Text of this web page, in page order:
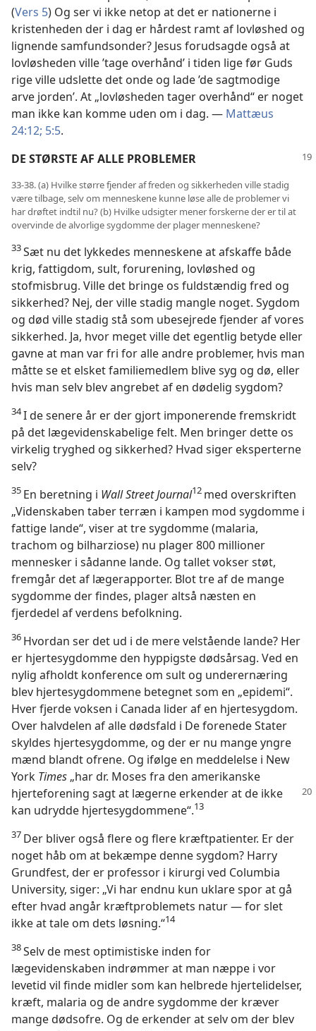
(Vers 5) Og ser vi ikke netop at det er nationerne i
kristenheden der i dag er hårdest ramt af lovløshed og
lignende samfundsonder? Jesus forudsagde også at
lovløsheden ville ’tage overhånd’ i tiden lige før Guds
rige ville udslette det onde og lade ’de sagtmodige
arve jorden’. At „lovløsheden tager overhånd“ er noget
man ikke kan komme uden om i dag. — Mattæus
24:12; 5:5.
DE STØRSTE AF ALLE PROBLEMER
33-38. (a) Hvilke større fjender af freden og sikkerheden ville stadig
være tilbage, selv om menneskene kunne løse alle de problemer vi
har drøftet indtil nu? (b) Hvilke udsigter mener forskerne der er til at
overvinde de alvorlige sygdomme der plager menneskene?
33Sæt nu det lykkedes menneskene at afskaffe både
krig, fattigdom, sult, forurening, lovløshed og
stofmisbrug. Ville det bringe os fuldstændig fred og
sikkerhed? Nej, der ville stadig mangle noget. Sygdom
og død ville stadig stå som ubesejrede fjender af vores
sikkerhed. Ja, hvor meget ville det egentlig betyde eller
gavne at man var fri for alle andre problemer, hvis man
måtte se et elsket familiemedlem blive syg og dø, eller
hvis man selv blev angrebet af en dødelig sygdom?
34I de senere år er der gjort imponerende fremskridt
på det lægevidenskabelige felt. Men bringer dette os
virkelig tryghed og sikkerhed? Hvad siger eksperterne
selv?
35 En beretning i Wall Street Journal12 med overskriften
„Videnskaben taber terræn i kampen mod sygdomme i
fattige lande“, viser at tre sygdomme (malaria,
trachom og bilharziose) nu plager 800 millioner
mennesker i sådanne lande. Og tallet vokser støt,
fremgår det af lægerapporter. Blot tre af de mange
sygdomme der findes, plager altså næsten en
fjerdedel af verdens befolkning.
36 Hvordan ser det ud i de mere velstående lande? Her
er hjertesygdomme den hyppigste dødsårsag. Ved en
nylig afholdt konference om sult og underernæring
blev hjertesygdommene betegnet som en „epidemi“.
Hver fjerde voksen i Canada lider af en hjertesygdom.
Over halvdelen af alle dødsfald i De forenede Stater
skyldes hjertesygdomme, og der er nu mange yngre
mænd blandt ofrene. Og ifølge en meddelelse i New
York Times „har dr. Moses fra den amerikanske
hjerteforening sagt at lægerne erkender at de ikke
kan udrydde hjertesygdommene“.13
37 Der bliver også flere og flere kræftpatienter. Er der
noget håb om at bekæmpe denne sygdom? Harry
Grundfest, der er professor i kirurgi ved Columbia
University, siger: „Vi har endnu kun uklare spor at gå
efter hvad angår kræftproblemets natur — for slet
ikke at tale om dets løsning.“14
38Selv de mest optimistiske inden for
lægevidenskaben indrømmer at man næppe i vor
levetid vil finde midler som kan helbrede hjertelidelser,
kræft, malaria og de andre sygdomme der kræver
mange dødsofre. Og de erkender at selv om der blev